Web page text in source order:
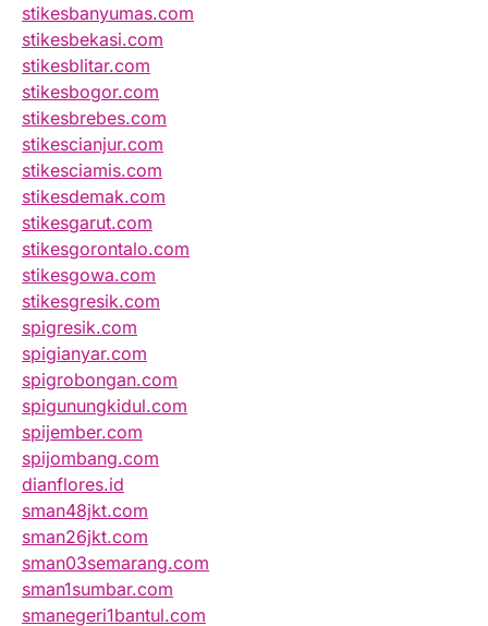
stikesbanyumas.com
stikesbekasi.com
stikesblitar.com
stikesbogor.com
stikesbrebes.com
stikescianjur.com
stikesciamis.com
stikesdemak.com
stikesgarut.com
stikesgorontalo.com
stikesgowa.com
stikesgresik.com
spigresik.com
spigianyar.com
spigrobongan.com
spigunungkidul.com
spijember.com
spijombang.com
dianflores.id
sman48jkt.com
sman26jkt.com
sman03semarang.com
sman1sumbar.com
smanegeri1bantul.com